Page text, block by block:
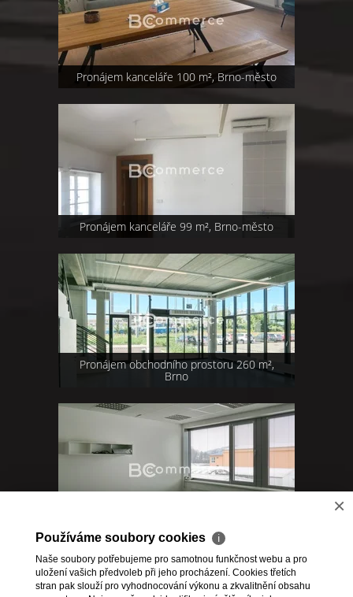
Pronájem kanceláře 100 m², Brno-město
Pronájem kanceláře 99 m², Brno-město
Pronájem obchodního prostoru 260 m²,
Brno
1,2,3,4,5>>
×
Používáme soubory cookies ℹ
Naše soubory potřebujeme pro samotnou funkčnost webu a pro
uložení vašich předvoleb při jeho procházení. Cookies třetích
stran pak slouží pro vyhodnocování výkonu a zkvalitnění obsahu